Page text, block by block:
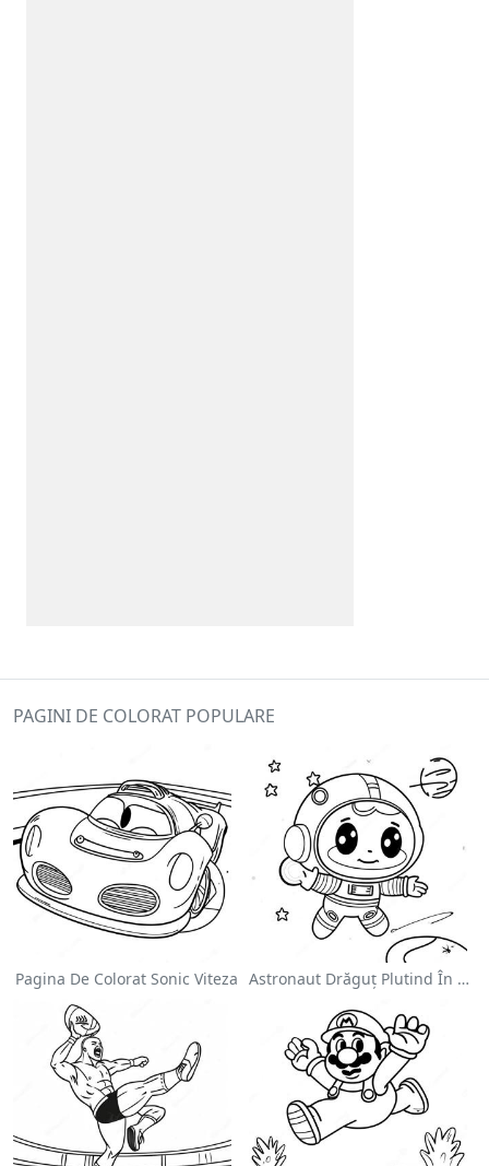
PAGINI DE COLORAT POPULARE
Pagina De Colorat Sonic Viteza Astronaut Drăguț Plutind În Spațiu - Pagina De Colorat